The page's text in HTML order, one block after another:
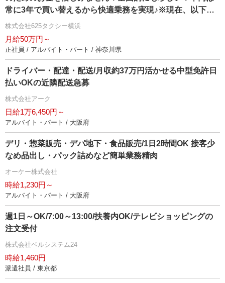
常に3年で買い替えるから快適乗務を実現♪※現在、以下の
営業所でも乗務員を募集しております♪ →本社営業所 〒
223-0056 神奈川県横浜市港北区新吉田町4040-1
株式会社625タクシー横浜
月給50万円～
正社員 / アルバイト・パート / 神奈川県
ドライバー・配達・配送/月収約37万円活かせる中型免許日
払いOKの近隣配送急募
株式会社アーク
日給1万6,450円～
アルバイト・パート / 大阪府
デリ・惣菜販売・デパ地下・食品販売/1日2時間OK 接客少
なめ品出し・パック詰めなど簡単業務精肉
オーケー株式会社
時給1,230円～
アルバイト・パート / 大阪府
週1日～OK/7:00～13:00/扶養内OK/テレビショッピングの
注文受付
株式会社ベルシステム24
時給1,460円
派遣社員 / 東京都